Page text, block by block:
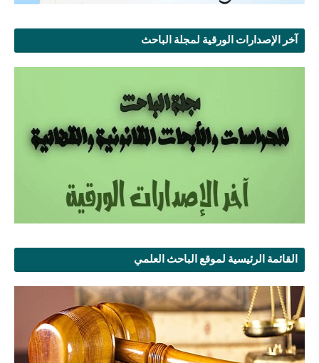
آخر الإصدارات الورقية لمجلة الباحث
القائمة الرئيسية لموقع الباحث العلمي